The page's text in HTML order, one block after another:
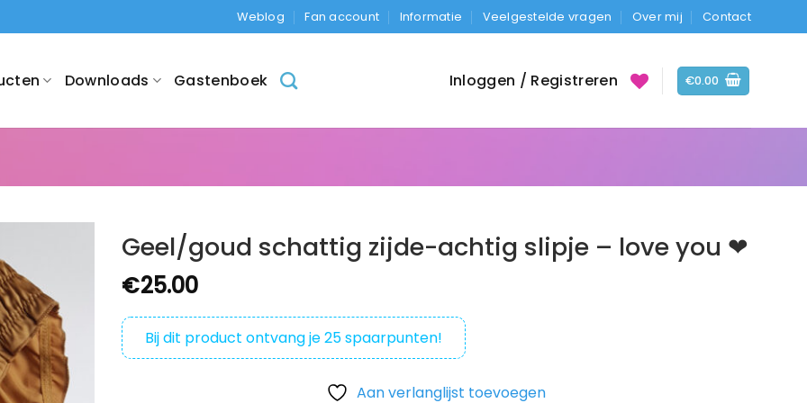
Weblog Fan account Informatie Veelgestelde vragen Over mij Contact
Downloads Gastenboek Inloggen / Registreren €0.00
Geel/goud schattig zijde-achtig slipje – love you ❤︎
€25.00
Bij dit product ontvang je25spaarpunten!
Aan verlanglijst toevoegen